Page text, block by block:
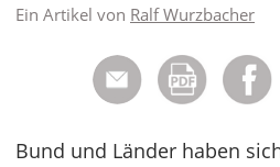
Ein Artikel von Ralf Wurzbacher
Bund und Länder haben